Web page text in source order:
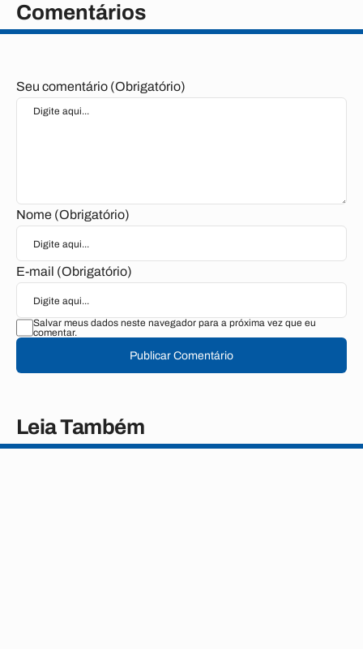
Comentários
Seu comentário (Obrigatório)
Nome (Obrigatório)
E-mail (Obrigatório)
Salvar meus dados neste navegador para a próxima vez que eu
comentar.
Publicar Comentário
Leia Também